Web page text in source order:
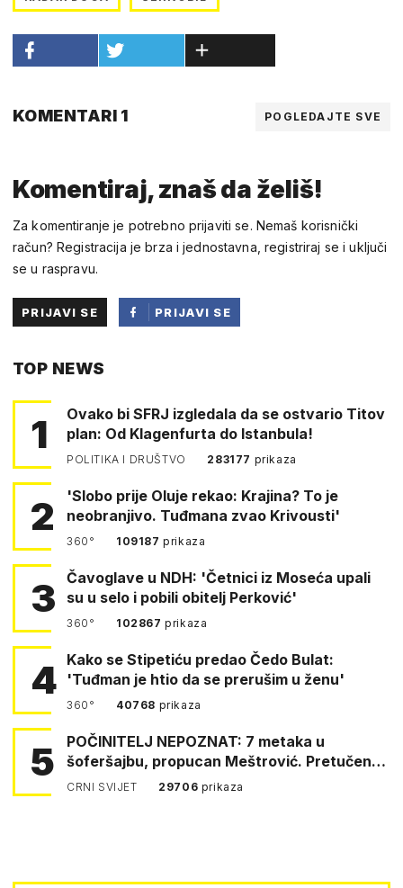
KOMENTARI 1 POGLEDAJTE SVE
Komentiraj, znaš da želiš!
Za komentiranje je potrebno prijaviti se. Nemaš korisnički
račun? Registracija je brza i jednostavna, registriraj se i uključi
se u raspravu.
PRIJAVI SE
PRIJAVI SE
TOP NEWS
1
Ovako bi SFRJ izgledala da se ostvario Titov
plan: Od Klagenfurta do Istanbula!
POLITIKA I DRUŠTVO 283177 prikaza
2
'Slobo prije Oluje rekao: Krajina? To je
neobranjivo. Tuđmana zvao Krivousti'
360° 109187prikaza
3
Čavoglave u NDH: 'Četnici iz Moseća upali
su u selo i pobili obitelj Perković'
360° 102867prikaza
4 Kako se Stipetiću predao Čedo Bulat:
'Tuđman je htio da se prerušim u ženu'
360° 40768 prikaza
5
POČINITELJ NEPOZNAT: 7 metaka u
šoferšajbu, propucan Meštrović. Pretučen
Pejin
CRNI SVIJET 29706 prikaza